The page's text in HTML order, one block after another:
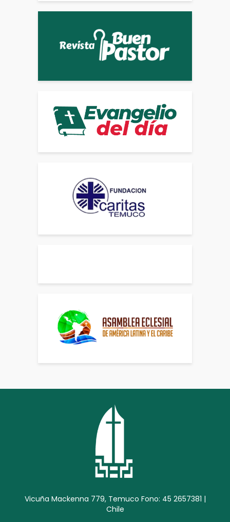
Vicuña Mackenna 779, Temuco Fono: 45 2657381 |
Chile